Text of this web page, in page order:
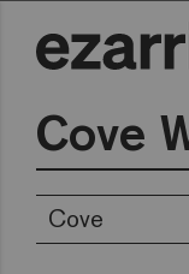
Cove
Cove